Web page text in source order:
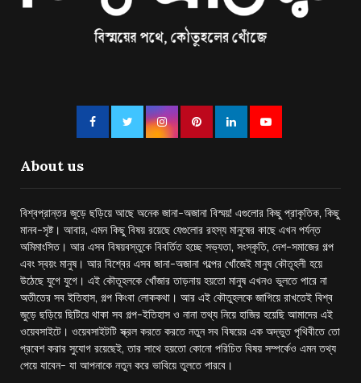
About us
বিশ্বপ্রান্তর জুড়ে ছড়িয়ে আছে অনেক জানা-অজানা বিস্ময়! এগুলোর কিছু প্রাকৃতিক, কিছু
মানব-সৃষ্ট। আবার, এমন কিছু বিষয় রয়েছে যেগুলোর রহস্য মানুষের কাছে এখন পর্যন্ত
অমিমাংসিত। আর এসব বিষয়বস্তুকে বিবর্তিত হচ্ছে সভ্যতা, সংস্কৃতি, দেশ-সমাজের গল্প
এবং স্বয়ং মানুষ। আর বিশ্বের এসব জানা-অজানা গল্পের খোঁজেই মানুষ কৌতূহলী হয়ে
উঠেছে যুগে যুগে। এই কৌতূহলকে খোঁজার তাড়নায় হয়তো মানুষ এখনও ভুলতে পারে না
অতীতের সব ইতিহাস, গল্প কিংবা লোককথা। আর এই কৌতুহলকে জাগিয়ে রাখতেই বিশ্ব
জুড়ে ছড়িয়ে ছিটিয়ে থাকা সব গল্প-ইতিহাস ও নানা তথ্য নিয়ে হাজির হয়েছি আমাদের এই
ওয়েবসাইটে। ওয়েবসাইটটি স্ক্রল করতে করতে নতুন সব বিষয়ের এক অদ্ভুত পৃথিবীতে তো
প্রবেশ করার সুযোগ রয়েছেই, তার সাথে হয়তো কোনো পরিচিত বিষয় সম্পর্কেও এমন তথ্য
পেয়ে যাবেন- যা আপনাকে নতুন করে ভাবিয়ে তুলতে পারবে।